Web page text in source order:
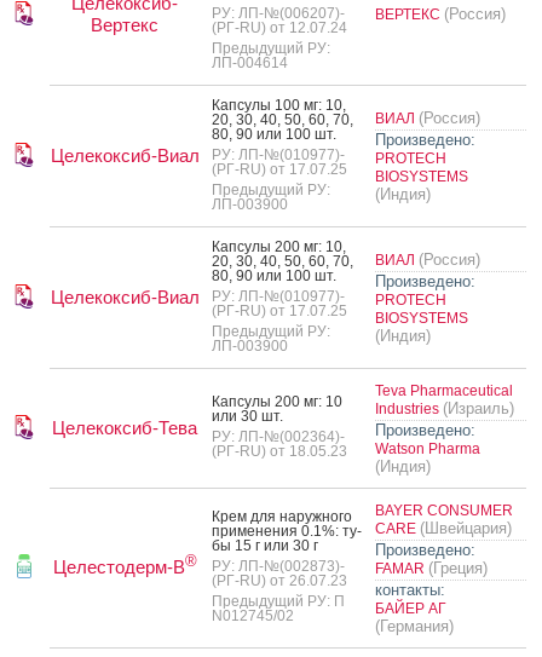
Вертекс
РУ: ЛП-№(006207)-
(РГ-RU) от 12.07.24
Предыдущий РУ:
ЛП-004614
ВЕРТЕКС (Россия)
Целекоксиб-Виал
Кап­су­лы 100 мг: 10,
20, 30, 40, 50, 60, 70,
80, 90 или 100 шт.
РУ: ЛП-№(010977)-
(РГ-RU) от 17.07.25
Предыдущий РУ:
ЛП-003900
ВИАЛ (Россия)
Произведено:
PROTECH
BIOSYSTEMS
(Индия)
Целекоксиб-Виал
Кап­су­лы 200 мг: 10,
20, 30, 40, 50, 60, 70,
80, 90 или 100 шт.
РУ: ЛП-№(010977)-
(РГ-RU) от 17.07.25
Предыдущий РУ:
ЛП-003900
ВИАЛ (Россия)
Произведено:
PROTECH
BIOSYSTEMS
(Индия)
Целекоксиб-Тева
Кап­су­лы 200 мг: 10
или 30 шт.
РУ: ЛП-№(002364)-
(РГ-RU) от 18.05.23
Teva Pharmaceutical
Industries (Израиль)
Произведено:
Watson Pharma
(Индия)
Целестодерм-В®
Крем для на­руж­но­го
при­мене­ния 0.1%: ту­
бы 15 г или 30 г
РУ: ЛП-№(002873)-
(РГ-RU) от 26.07.23
Предыдущий РУ: П
N012745/02
BAYER CONSUMER
CARE (Швейцария)
Произведено:
FAMAR (Греция)
контакты:
БАЙЕР АГ
(Германия)